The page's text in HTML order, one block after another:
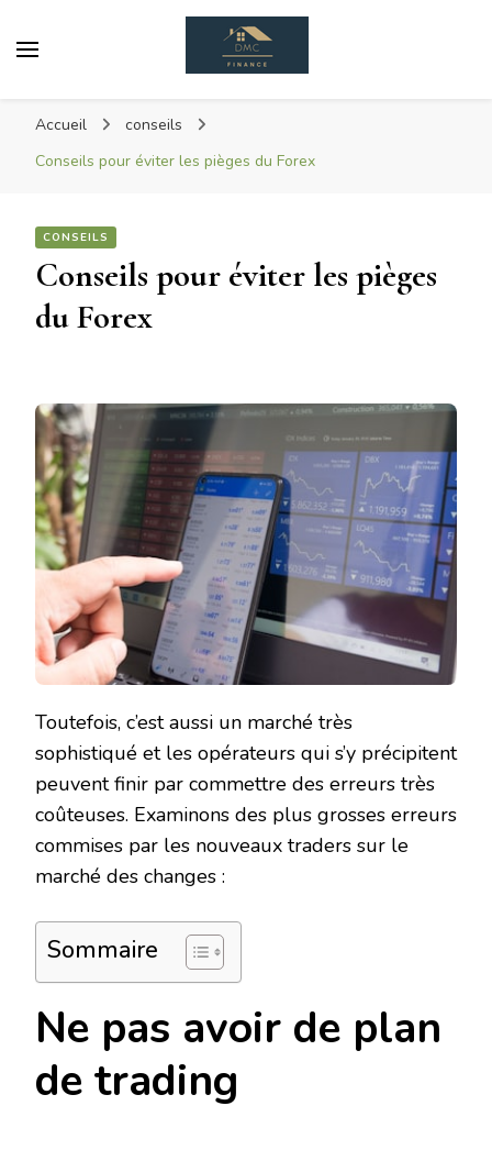
Accueil
conseils
Conseils pour éviter les pièges du Forex
CONSEILS
Conseils pour éviter les pièges
du Forex
Toutefois, c’est aussi un marché très
sophistiqué et les opérateurs qui s’y précipitent
peuvent finir par commettre des erreurs très
coûteuses. Examinons des plus grosses erreurs
commises par les nouveaux traders sur le
marché des changes :
Sommaire
Ne pas avoir de plan
de trading